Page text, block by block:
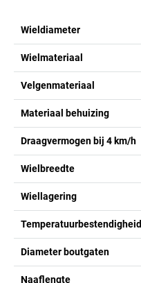
Wieldiameter
Wielmateriaal
Velgenmateriaal
Materiaal behuizing
Draagvermogen bij 4 km/h
Wielbreedte
Wiellagering
Temperatuurbestendigheid
Diameter boutgaten
Naaflengte